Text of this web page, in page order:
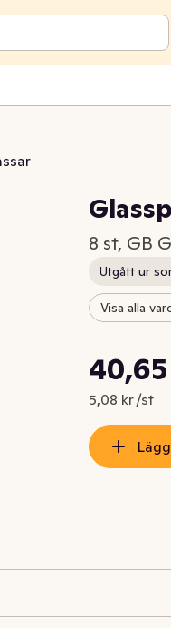
8 st, GB
Utgått ur
Visa alla
Nuvarande
5,08 kr /st
Styckpris: